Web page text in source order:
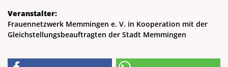
Veranstalter:
Frauennetzwerk Memmingen e. V. in Kooperation mit der
Gleichstellungsbeauftragten der Stadt Memmingen